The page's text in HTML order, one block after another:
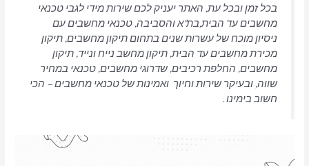
בכל זמן ובכל עת, האתר יעניק לכם שירות מידי לגבי טכנאי
מחשבים עד הבית,בת"א והסביבה, טכנאי מחשבים עם
ניסיון מוכח של עשרות שנים בתחום תיקון מחשבים, תיקון
מכירת מחשבים עד הבית, תיקון מחשב נייח ונייד, תיקון
מחשבים, החלפת רכיבים, שדרוגי מחשבים, טכנאי במחיר
שווה, ובעיקר שירות וחיוך ואמינות של טכנאי מחשבים – הכי
חשוב בימינו .